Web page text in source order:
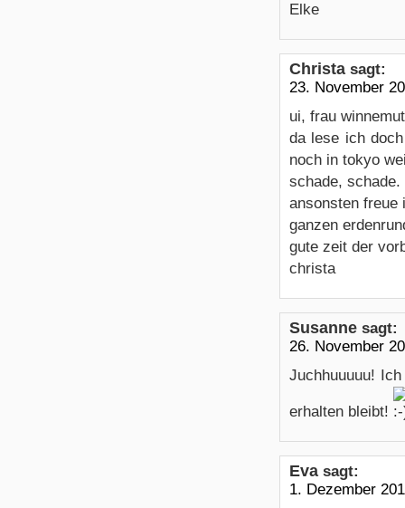
Elke
Christa sagt:
23. November
ui, frau
da lese ich
noch in tokyo
schade, schade.
ansonsten freue
ganzen
gute zeit der
christa
Susanne sagt:
26. November
Juchhuuuuu!
erhalten bleibt!
Eva sagt:
1. Dezember